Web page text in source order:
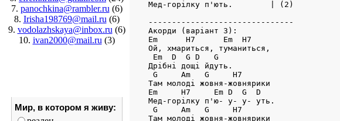
7. panochkina@rambler.ru (6)
8. Irisha198769@mail.ru (6)
9. vodolazhskaya@inbox.ru (6)
10. ivan2000@mail.ru (3)
Мир, в котором я живу:
Мед-горілку п'ють.        | (2)
-------------------------------
Акорди (варіант 3):
Em      H7      Em  H7
Ой, хмариться, туманиться,
Em  D  G D   G
Дрібні дощі йдуть.
G     Am   G     H7
Там молоді жовня-жовнярики
Em     H7     Em D  G  D
Мед-горілку п'ю- у- у- уть.
G     Am   G     H7
Там молоді жовня-жовнярики